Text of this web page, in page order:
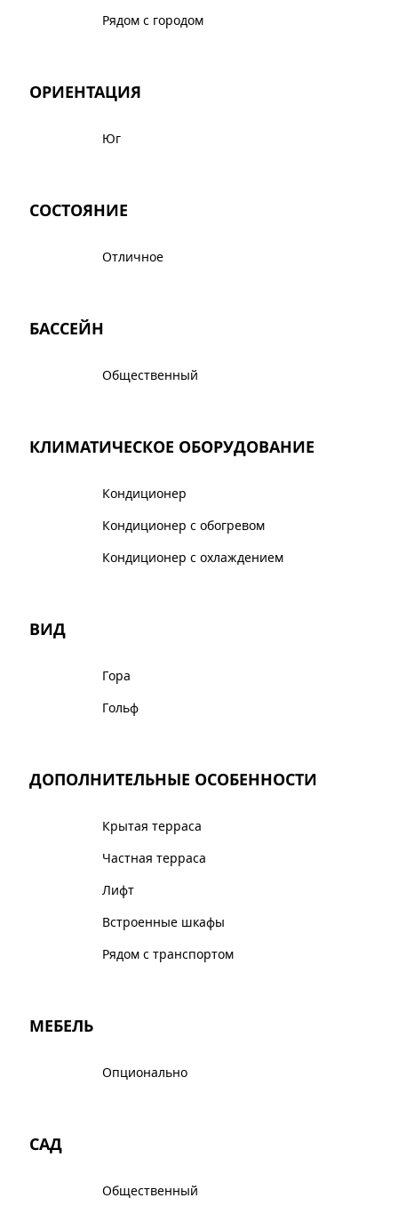
Рядом с городом
ОРИЕНТАЦИЯ
Юг
СОСТОЯНИЕ
Отличное
БАССЕЙН
Общественный
КЛИМАТИЧЕСКОЕ ОБОРУДОВАНИЕ
Кондиционер
Кондиционер с обогревом
Кондиционер с охлаждением
ВИД
Гора
Гольф
ДОПОЛНИТЕЛЬНЫЕ ОСОБЕННОСТИ
Крытая терраса
Частная терраса
Лифт
Встроенные шкафы
Рядом с транспортом
МЕБЕЛЬ
Опционально
САД
Общественный